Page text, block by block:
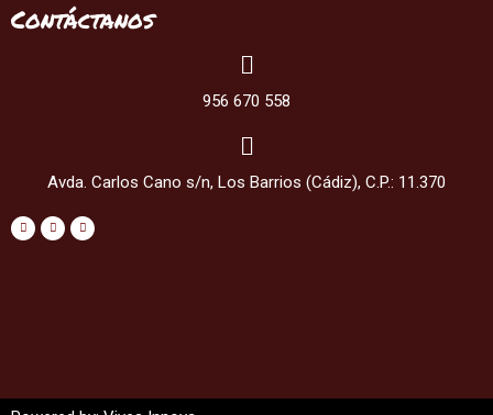
Contáctanos
956 670 558
Avda. Carlos Cano s/n, Los Barrios (Cádiz), C.P.: 11.370